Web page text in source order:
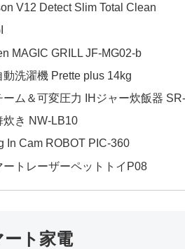
V12 Detect Slim Total Clean
MAGIC GRILL JF-MG02-b
動洗濯機 Prette plus 14kg
ーム＆可変圧力 IHジャー炊飯器
炊き NW-LB10
In Cam ROBOT PIC-360
ートレーザーペットトイP08
ト家電